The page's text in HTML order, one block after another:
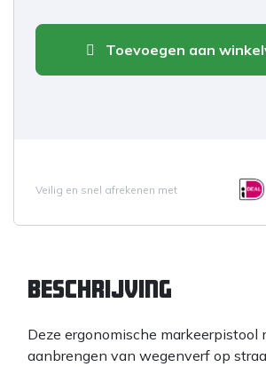
Toevoegen aan
Veilig en snel afrekenen met
Beschrijving
Deze ergonomische markeerpistool
aanbrengen van wegenverf op